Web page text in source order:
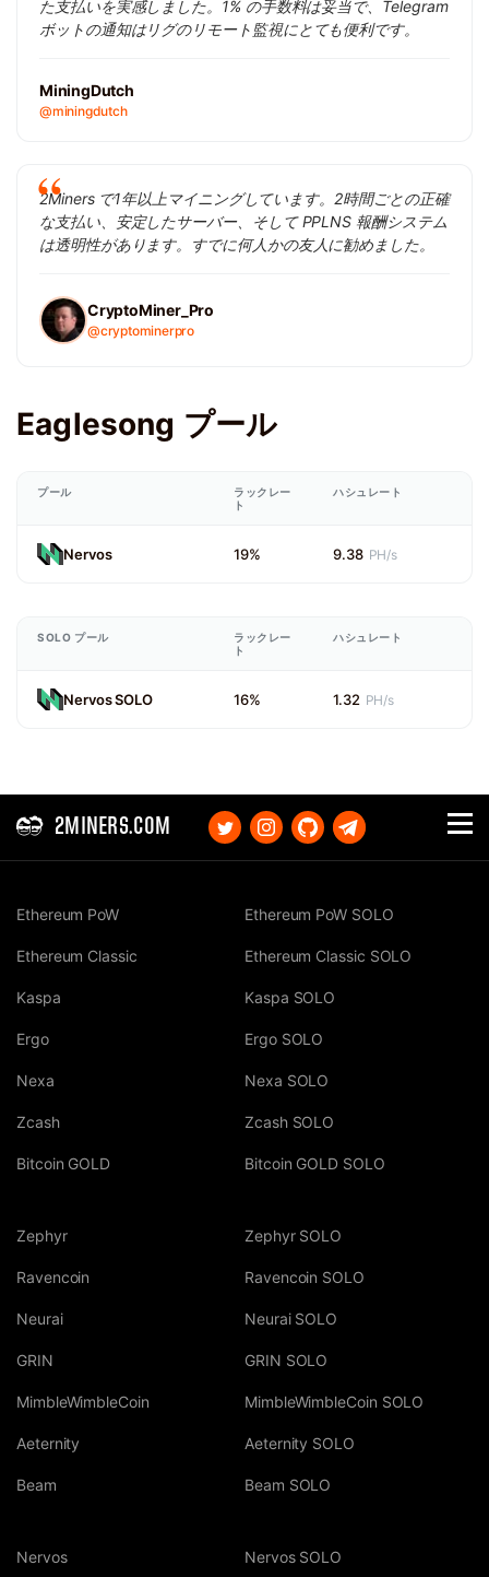
た支払いを実感しました。1% の手数料は妥当で、Telegram
ボットの通知はリグのリモート監視にとても便利です。
MiningDutch
@miningdutch
2Miners で1年以上マイニングしています。2時間ごとの正確
な支払い、安定したサーバー、そして PPLNS 報酬システム
は透明性があります。すでに何人かの友人に勧めました。
CryptoMiner_Pro
@cryptominerpro
Eaglesong プール
プール
ラックレー
ト
ハシュレート
Nervos 19% 9.38 PH/s
SOLO プール
ラックレー
ト
ハシュレート
Nervos SOLO 16% 1.32 PH/s
2MINERS.COM
Ethereum PoW
Ethereum Classic
Kaspa
Ergo
Nexa
Zcash
Bitcoin GOLD
Ethereum PoW SOLO
Ethereum Classic SOLO
Kaspa SOLO
Ergo SOLO
Nexa SOLO
Zcash SOLO
Bitcoin GOLD SOLO
Zephyr
Ravencoin
Neurai
GRIN
MimbleWimbleCoin
Aeternity
Beam
Zephyr SOLO
Ravencoin SOLO
Neurai SOLO
GRIN SOLO
MimbleWimbleCoin SOLO
Aeternity SOLO
Beam SOLO
Nervos Nervos SOLO